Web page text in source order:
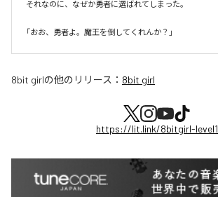
それなのに、なぜか勇者に選ばれてしまった。
8bit girlの他のリリース： 8bit girl
https://lit.link/8bitgirl-level1